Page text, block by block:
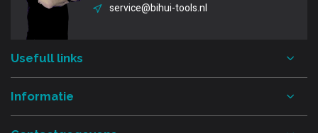
service@bihui-tools.nl
Usefull links
Informatie